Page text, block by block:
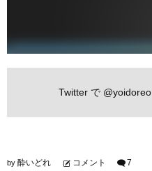
Twitter で @yoidoreo
by 酔いどれ コメント 7